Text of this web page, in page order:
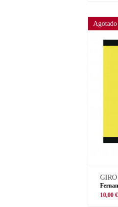
Agotado
10,00 €